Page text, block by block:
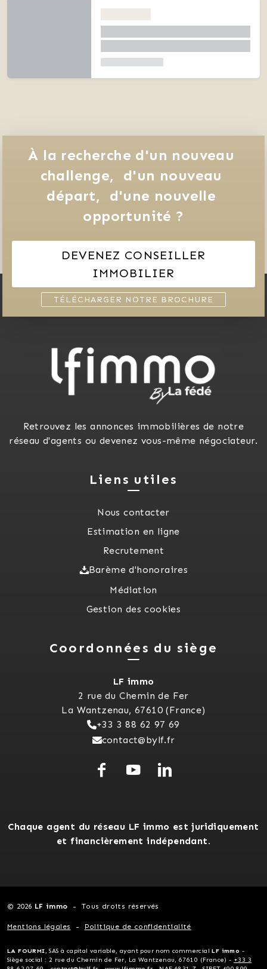
À la recherche d'un nouveau
challenge,
d'un nouveau
départ,
d'une nouvelle
opportunité ?
DEVENEZ CONSEILLER
IMMOBILIER
TÉLÉCHARGER NOTRE BROCHURE
Retrouvez les annonces immobilières de notre
réseau d'agents ou devenez vous-même négociateur.
Liens utiles
Nous contacter
Estimation en ligne
Recrutement
Barème d'honoraires
Médiation
Gestion des cookies
Coordonnées du siège
LF immo
2 rue du Chemin de Fer
La Wantzenau, 67610 (France)
+33 3 88 62 97 69
contact@bylf.fr
Chaque agent du réseau LF immo est juridiquement
et financièrement indépendant.
© 2026 LF immo Tous droits réservés
Mentions légales Politique de confidentialité
LA FOURMI, SAS à capital variable, ayant pour nom commercialLF immo -
Siège social : 2 rue du Chemin de Fer, La Wantzenau, 67610 (France) - +33 3